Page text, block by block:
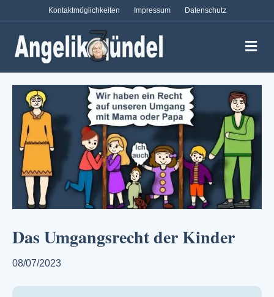
Kontaktmöglichkeiten Impressum Datenschutz
Das Umgangsrecht der Kinder
08/07/2023